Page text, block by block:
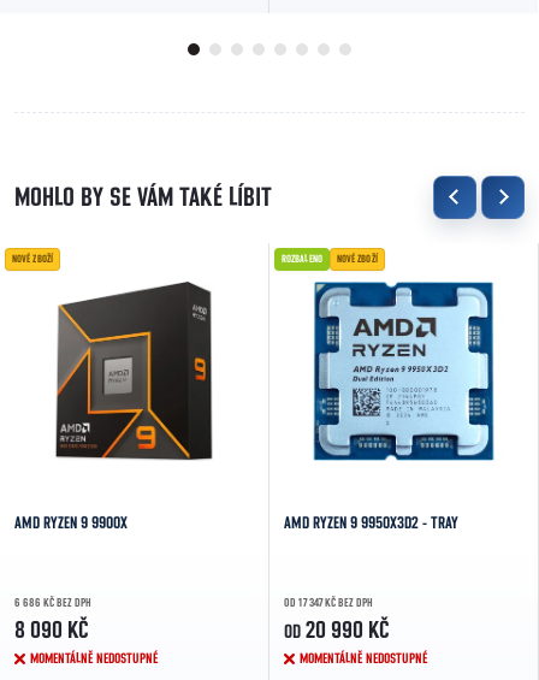
NOVÉ ZBOŽÍ
AMD RYZEN 9 9900X
6 686 KČ BEZ DPH
8 090 KČ
MOMENTÁLNĚ NEDOSTUPNÉ
ROZBALENO NOVÉ ZBOŽÍ
AMD RYZEN 9 9950X3D2 - TRAY
OD 17 347 KČ BEZ DPH
OD 20 990 KČ
MOMENTÁLNĚ NEDOSTUPNÉ